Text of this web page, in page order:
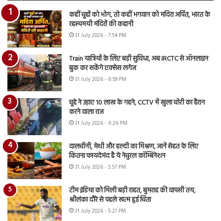
कहीं चूहों को भोग, तो कहीं भगवान को मदिरा अर्पित, भारत के
रहस्यमयी मंदिरों की कहानी
31 July 2026 - 7:54 PM
Train यात्रियों के लिए बड़ी सुविधा, अब IRCTC से ऑनलाइन
बुक कर सकेंगे एक्सेस लगेज
31 July 2026 - 6:59 PM
चूहे ने उड़ाए 10 लाख के गहने, CCTV में खुला चोरी का हैरान
करने वाला राज
31 July 2026 - 6:26 PM
दालचीनी, मेथी और हल्दी का मिश्रण, जानें सेहत के लिए
कितना फायदेमंद है ये नेचुरल कॉम्बिनेशन
31 July 2026 - 5:57 PM
टीम इंडिया को मिली बड़ी राहत, बुमराह की वापसी तय,
श्रीलंका दौरे से पहले खत्म हुई चिंता
31 July 2026 - 5:21 PM